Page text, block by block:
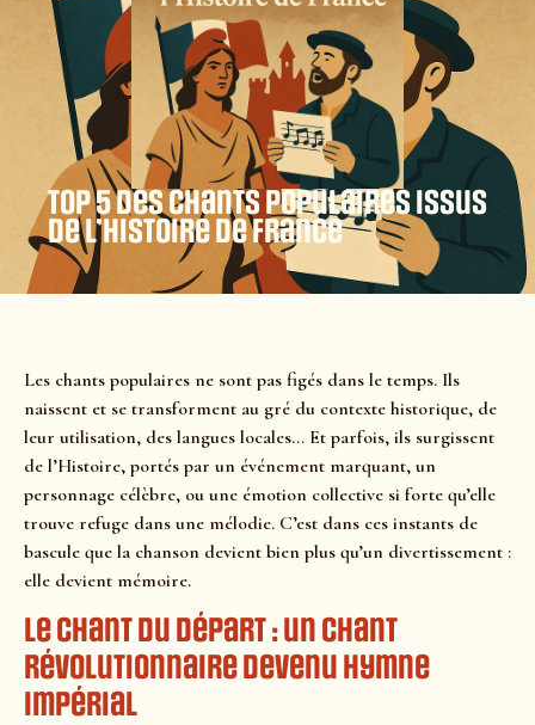
Top 5 des chants populaires issus
de l’Histoire de France
Les chants populaires ne sont pas figés dans le temps. Ils
naissent et se transforment au gré du contexte historique, de
leur utilisation, des langues locales… Et parfois, ils surgissent
de l’Histoire, portés par un événement marquant, un
personnage célèbre, ou une émotion collective si forte qu’elle
trouve refuge dans une mélodie. C’est dans ces instants de
bascule que la chanson devient bien plus qu’un divertissement :
elle devient mémoire.
Le Chant du Départ : un chant
révolutionnaire devenu hymne
impérial